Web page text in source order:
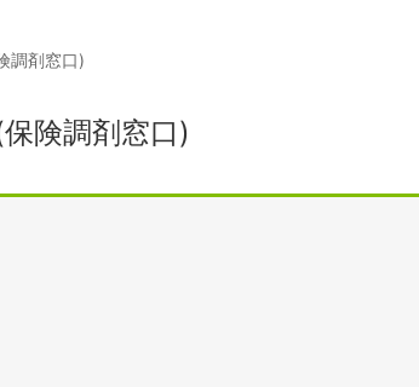
調剤窓口)
険調剤窓口)